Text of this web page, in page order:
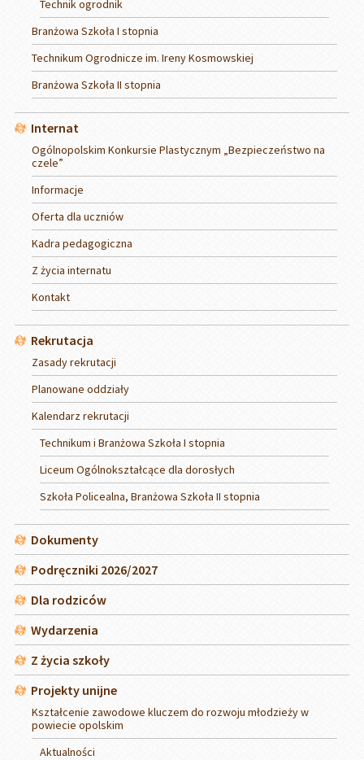
Technik ogrodnik
Branżowa Szkoła I stopnia
Technikum Ogrodnicze im. Ireny Kosmowskiej
Branżowa Szkoła II stopnia
Internat
Ogólnopolskim Konkursie Plastycznym „Bezpieczeństwo na
czele”
Informacje
Oferta dla uczniów
Kadra pedagogiczna
Z życia internatu
Kontakt
Rekrutacja
Zasady rekrutacji
Planowane oddziały
Kalendarz rekrutacji
Technikum i Branżowa Szkoła I stopnia
Liceum Ogólnokształcące dla dorosłych
Szkoła Policealna, Branżowa Szkoła II stopnia
Dokumenty
Podręczniki 2026/2027
Dla rodziców
Wydarzenia
Z życia szkoły
Projekty unijne
Kształcenie zawodowe kluczem do rozwoju młodzieży w
powiecie opolskim
Aktualności